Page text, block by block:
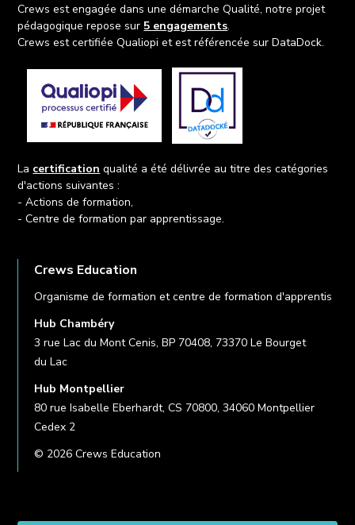
Crews est engagée dans une démarche Qualité, notre projet
pédagogique repose sur 5 engagements.
Crews est certifiée Qualiopi et est référencée sur DataDock.
La certification qualité a été délivrée au titre des catégories
d'actions suivantes :
- Actions de formation,
- Centre de formation par apprentissage.
Crews Education
Organisme de formation et centre de formation d'apprentis
Hub Chambéry
3 rue Lac du Mont Cenis, BP 70408, 73370 Le Bourget
du Lac
Hub Montpellier
80 rue Isabelle Eberhardt, CS 70800, 34060 Montpellier
Cedex 2
© 2026 Crews Education